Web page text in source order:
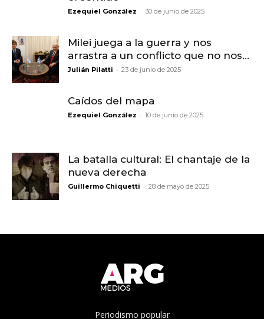
Ezequiel González - 30 de junio de 2025
Milei juega a la guerra y nos
arrastra a un conflicto que no nos...
Julián Pilatti - 23 de junio de 2025
Caídos del mapa
Ezequiel González - 10 de junio de 2025
La batalla cultural: El chantaje de la
nueva derecha
Guillermo Chiquetti - 28 de mayo de 2025
Periodismo popular